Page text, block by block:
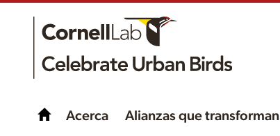
Acerca Alianzas que transforman